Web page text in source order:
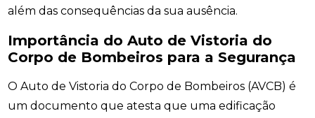
além das consequências da sua ausência.
Importância do Auto de Vistoria do
Corpo de Bombeiros para a Segurança
O Auto de Vistoria do Corpo de Bombeiros (AVCB) é
um documento que atesta que uma edificação